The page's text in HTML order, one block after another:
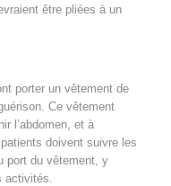
être pliées à un
porter un vêtement de
Ce vêtement
l’abdomen, et à
doivent suivre les
port du vêtement, y
activités.